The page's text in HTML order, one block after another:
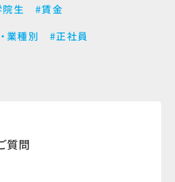
院生
#賃金
業種別 #正社員
質問